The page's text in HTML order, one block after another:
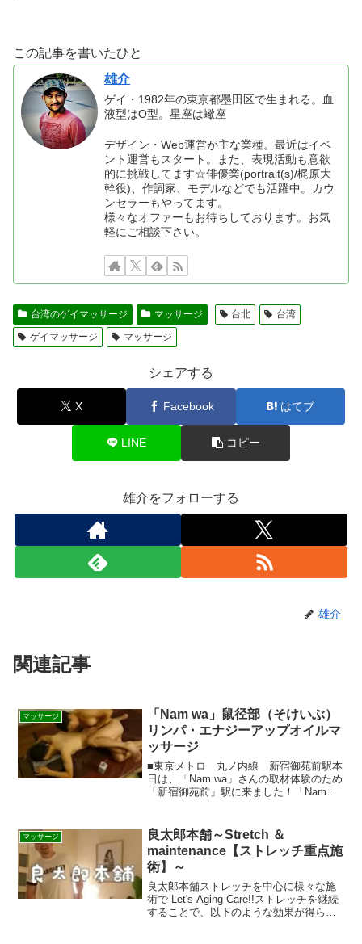
この記事を書いたひと
雄介
ゲイ・1982年の東京都墨田区で生まれる。血
液型はO型。星座は蠍座
デザイン・Web運営が主な業種。最近はイベ
ント運営もスタート。また、表現活動も意欲
的に挑戦してます☆俳優業(portrait(s)/梶原大
幹役)、作詞家、モデルなどでも活躍中。カウ
ンセラーもやってます。
様々なオファーもお待ちしております。お気
軽にご相談下さい。
台湾のゲイマッサージ マッサージ 台北
台湾
ゲイマッサージ
マッサージ
シェアする
X Facebook はてブ
LINE コピー
雄介をフォローする
雄介
関連記事
マッサージ
「Nam wa」鼠径部（そけいぶ）
リンパ・エナジーアップオイルマ
ッサージ
■東京メトロ 丸ノ内線 新宿御苑前駅本
日は、「Nam wa」さんの取材体験のため
「新宿御苑前」駅に来ました！「Nam
は、新宿御苑前駅 徒歩3分 / 新宿三丁目
駅 ...
マッサージ
良太郎本舗～Stretch ＆
maintenance【ストレッチ重点施
術】～
良太郎本舗ストレッチを中心に様々な施
術で Let's Aging Care!!ストレッチを継続
することで、以下のような効果が得られ